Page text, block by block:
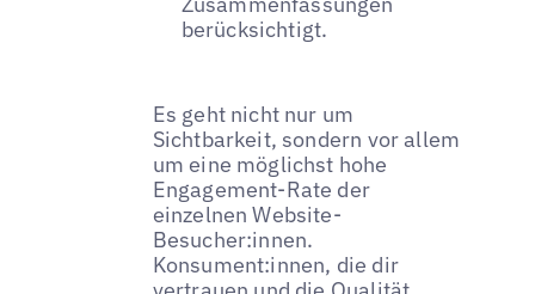
berücksichtigt.
Es geht nicht nur um
Sichtbarkeit, sondern vor allem
um eine möglichst hohe
Engagement-Rate der
einzelnen Website-
Besucher:innen.
Konsument:innen, die dir